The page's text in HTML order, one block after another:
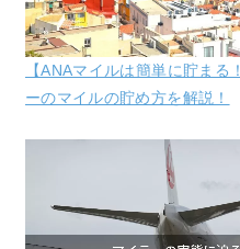
【ANAマイルは簡単に貯まる
ーのマイルの貯め方を解説！